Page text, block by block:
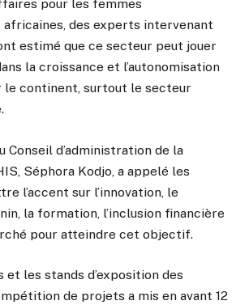
pour les femmes
des experts intervenant
estimé que ce secteur peut jouer
la croissance et l’autonomisation
le continent, surtout le secteur
Conseil d’administration de la
Séphora Kodjo, a appelé les
l’accent sur l’innovation, le
la formation, l’inclusion financière
pour atteindre cet objectif.
et les stands d’exposition des
de projets a mis en avant 12